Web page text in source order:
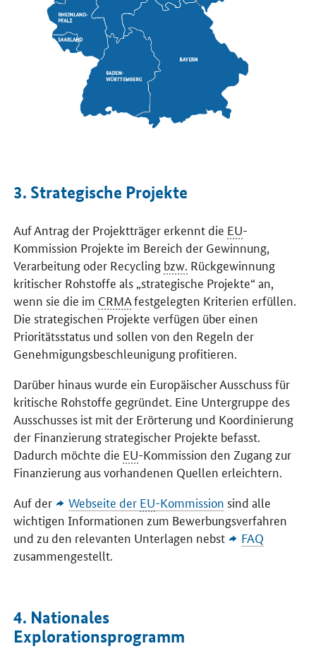
3. Strategische Projekte
Auf Antrag der Projektträger erkennt die EU-
Kommission Projekte im Bereich der Gewinnung,
Verarbeitung oder Recycling bzw. Rückgewinnung
kritischer Rohstoffe als „strategische Projekte“ an,
wenn sie die im CRMAfestgelegten Kriterien erfüllen.
Die strategischen Projekte verfügen über einen
Prioritätsstatus und sollen von den Regeln der
Genehmigungsbeschleunigung profitieren.
Darüber hinaus wurde ein Europäischer Ausschuss für
kritische Rohstoffe gegründet. Eine Untergruppe des
Ausschusses ist mit der Erörterung und Koordinierung
der Finanzierung strategischer Projekte befasst.
Dadurch möchte die EU-Kommission den Zugang zur
Finanzierung aus vorhandenen Quellen erleichtern.
Auf der
Webseite der EU-Kommission sind alle
wichtigen Informationen zum Bewerbungsverfahren
und zu den relevanten Unterlagen nebst
FAQ
zusammengestellt.
4. Nationales
Explorationsprogramm